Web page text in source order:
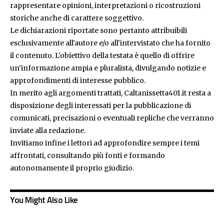
rappresentare opinioni, interpretazioni o ricostruzioni
storiche anche di carattere soggettivo.
Le dichiarazioni riportate sono pertanto attribuibili
esclusivamente all'autore e/o all'intervistato che ha fornito
il contenuto. L'obiettivo della testata è quello di offrire
un'informazione ampia e pluralista, divulgando notizie e
approfondimenti di interesse pubblico.
In merito agli argomenti trattati, Caltanissetta401.it resta a
disposizione degli interessati per la pubblicazione di
comunicati, precisazioni o eventuali repliche che verranno
inviate alla redazione.
Invitiamo infine i lettori ad approfondire sempre i temi
affrontati, consultando più fonti e formando
autonomamente il proprio giudizio.
You Might Also Like